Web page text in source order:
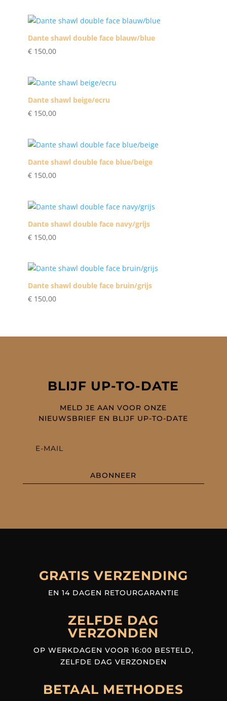
Dante shawl double face blauw/blue
€150,00
Dante shawl beige/ecru
€150,00
Dante shawl double face blue/beige
€150,00
Dante shawl double face navy/grijs
€150,00
Dante shawl double face bruin/grijs
€150,00
BLIJF UP-TO-DATE
MELD JE AAN VOOR ONZE
NIEUWSBRIEF EN BLIJF UP-TO-DATE
ABONNEER
GRATIS VERZENDING
EN 14 DAGEN RETOURGARANTIE
ZELFDE DAG
VERZONDEN
OP WERKDAGEN VOOR 16:00 BESTELD,
ZELFDE DAG VERZONDEN
BETAAL METHODES